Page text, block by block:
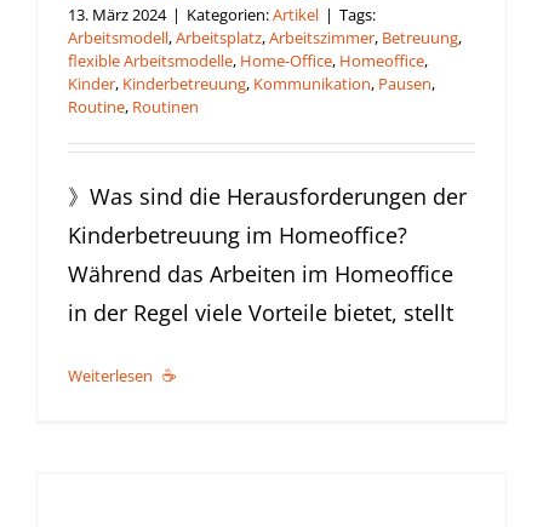
13. März 2024 | Kategorien:Artikel | Tags:
Arbeitsmodell,Arbeitsplatz,Arbeitszimmer, Betreuung,
flexible Arbeitsmodelle, Home-Office, Homeoffice,
Kinder, Kinderbetreuung, Kommunikation, Pausen,
Routine, Routinen
》Was sind die Herausforderungen der
Kinderbetreuung im Homeoffice?
Während das Arbeiten im Homeoffice
in der Regel viele Vorteile bietet, stellt
Weiterlesen